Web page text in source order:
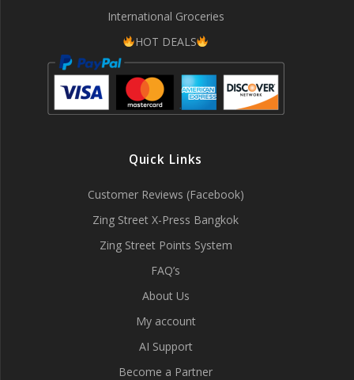
International Groceries
HOT DEALS
Quick Links
Customer Reviews (Facebook)
Zing Street X-Press Bangkok
Zing Street Points System
FAQ’s
About Us
My account
AI Support
Become a Partner